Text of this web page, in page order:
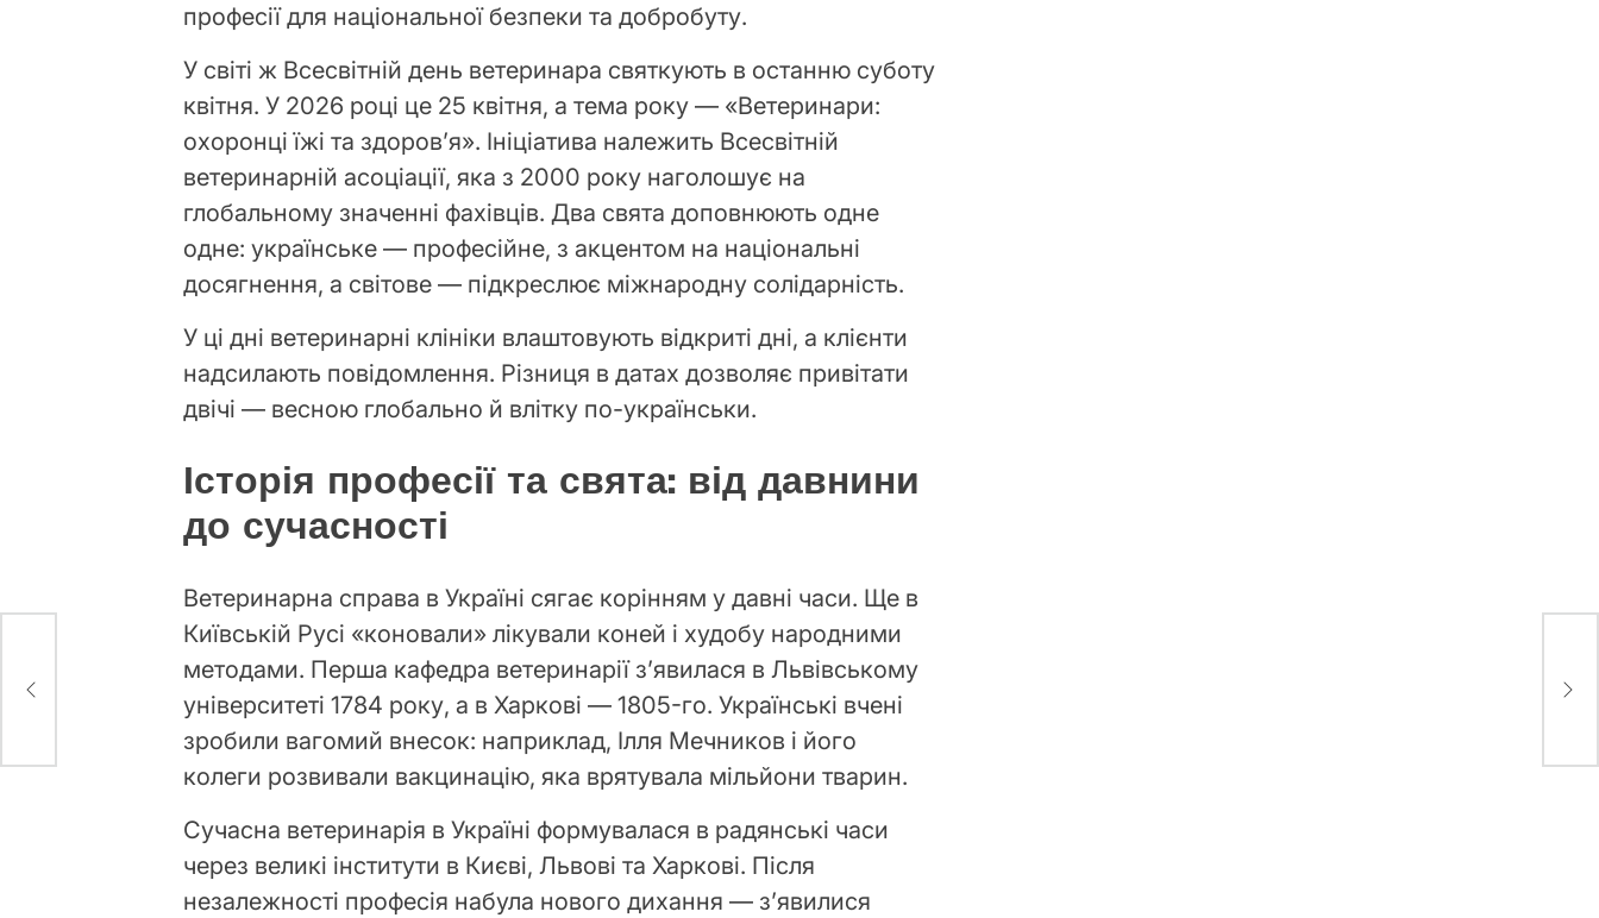
професії для національної безпеки та добробуту.
У світі ж Всесвітній день ветеринара святкують в останню суботу
квітня. У 2026 році це 25 квітня, а тема року — «Ветеринари:
охоронці їжі та здоров’я». Ініціатива належить Всесвітній
ветеринарній асоціації, яка з 2000 року наголошує на
глобальному значенні фахівців. Два свята доповнюють одне
одне: українське — професійне, з акцентом на національні
досягнення, а світове — підкреслює міжнародну солідарність.
У ці дні ветеринарні клініки влаштовують відкриті дні, а клієнти
надсилають повідомлення. Різниця в датах дозволяє привітати
двічі — весною глобально й влітку по-українськи.
Історія професії та свята: від давнини
до сучасності
Ветеринарна справа в Україні сягає корінням у давні часи. Ще в
Київській Русі «коновали» лікували коней і худобу народними
методами. Перша кафедра ветеринарії з’явилася в Львівському
університеті 1784 року, а в Харкові — 1805-го. Українські вчені
зробили вагомий внесок: наприклад, Ілля Мечников і його
колеги розвивали вакцинацію, яка врятувала мільйони тварин.
Сучасна ветеринарія в Україні формувалася в радянські часи
через великі інститути в Києві, Львові та Харкові. Після
незалежності професія набула нового дихання — з’явилися